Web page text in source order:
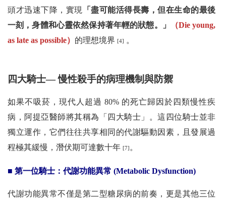
頭才迅速下降，實現
「盡可能活得長壽，但在生命的最後
一刻，身體和心靈依然保持著年輕的狀態。」
（Die young,
as late as possible） 的理想境界 [4] 。
四大騎士— 慢性殺手的病理機制與防禦
如果不吸菸，現代人超過 80% 的死亡歸因於四類慢性疾
病，阿提亞醫師將其稱為「四大騎士」。這四位騎士並非
獨立運作，它們往往共享相同的代謝驅動因素，且發展過
程極其緩慢，潛伏期可達數十年 [7] 。
■ 第一位騎士：代謝功能異常 (Metabolic Dysfunction)
代謝功能異常不僅是第二型糖尿病的前奏，更是其他三位